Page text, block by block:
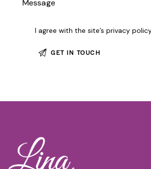
I agree with the site’sprivacy